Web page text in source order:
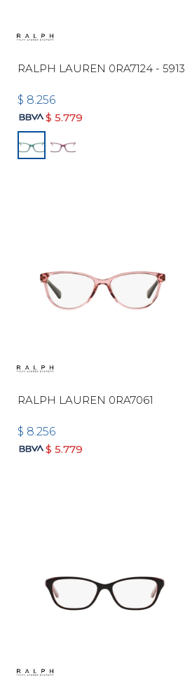
RALPH LAUREN 0RA7124 - 5913
$ 8.256
$ 5.779
RALPH LAUREN 0RA7061
$ 8.256
$ 5.779